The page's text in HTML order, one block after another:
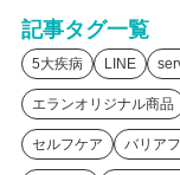
記事タグ一覧
5大疾病 LINE
エランオリジナル商品
セルフケア バリア